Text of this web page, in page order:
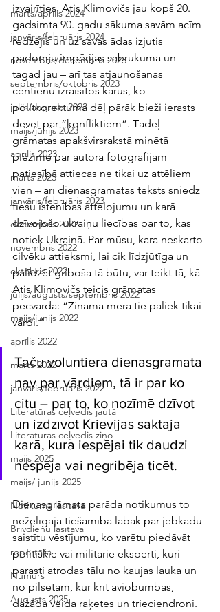
marts/aprīlis 2024
janvāris/februāris 2024
novembris/decembris 2023
septembris/oktobris 2023
jūlijs/augusts 2023
maijs/jūnijs 2023
aprīlis 2023
marts 2023
janvāris/februāris 2023
decembris 2022
novembris 2022
oktobris 2022
jūlijs/augusts/septembris 2022
maijs/jūnijs 2022
aprīlis 2022
marts 2022
janvāris/februāris 2022
Literatūras ceļvedis jautā
Literatūras ceļvedis ziņo
maijs 2025
maijs/ jūnijs 2025
Notikuma lasītava
Brīvdienu lasītava
reportāža
Numurs
Augusts 2025
izvairīties. Atis Klimovičs jau kopš 20.
gadsimta 90. gadu sākuma savām acīm
redzējis un uz savas ādas izjutis
padomju impērijas sabrukuma un
tagad jau – arī tas atjaunošanas
centienu izraisītos karus, ko
politkorektuma dēļ pārāk bieži ierasts
dēvēt par “konfliktiem”. Tādēļ
grāmatas apakšvirsrakstā minētā
piezīme par autora fotogrāfijām
patiesībā attiecas ne tikai uz attēliem
vien – arī dienasgrāmatas teksts sniedz
tiešu īstenības attēlojumu un karā
dzīvojošo ukraiņu liecības par to, kas
notiek Ukrainā. Par mūsu, kara neskarto
cilvēku attieksmi, lai cik līdzjūtīga un
palīdzēt griboša tā būtu, var teikt tā, kā
Atis Klimovičs teicis grāmatas
pēcvārdā: “Zināmā mērā tie paliek tikai
vārdi.”
Taču voluntiera dienasgrāmata
nav par vārdiem, tā ir par ko
citu – par to, ko nozīmē dzīvot
un izdzīvot Krievijas sāktajā
karā, kura iespējai tik daudzi
nespēja vai negribēja ticēt.
Dienasgrāmata parāda notikumus to
nežēlīgajā tiešamībā labāk par jebkādu
saistītu vēstījumu, ko varētu piedāvāt
politiskie vai militārie eksperti, kuri
parasti atrodas tālu no kaujas lauka un
no pilsētām, kur krīt aviobumbas,
dažāda veida raķetes un trieciendroni.